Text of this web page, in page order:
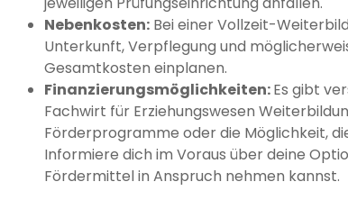
Nebenkosten: Bei einer Vollzeit-
Unterkunft, Verpflegung und
Gesamtkosten einplanen.
Finanzierungsmöglichkeiten:Es gibt
Fachwirt für Erziehungswesen
Förderprogramme oder die Möglichkeit,
Informiere dich im Voraus über deine
Fördermittel in Anspruch nehmen kannst.